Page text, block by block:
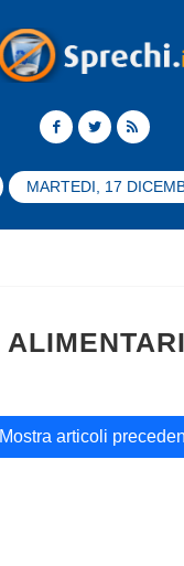
MARTEDI, 17
ALIMENTARI
Mostra articoli